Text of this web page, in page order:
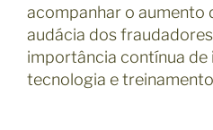
acompanhar o aumento
audácia dos
importância contínua de
tecnologia e